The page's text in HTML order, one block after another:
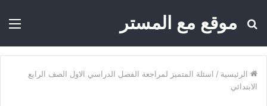
موقع مع المستر
بحث
الرئيسية / اسئلة المتميز لمراجعة الفصل الدراسي الاول الصف الرابع
الابتدائي